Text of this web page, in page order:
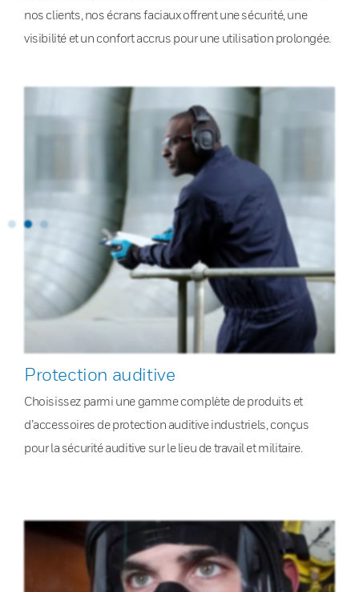
nos clients, nos écrans faciaux offrent une sécurité, une
visibilité et un confort accrus pour une utilisation prolongée.
Protection auditive
Choisissez parmi une gamme complète de produits et
d’accessoires de protection auditive industriels, conçus
pour la sécurité auditive sur le lieu de travail et militaire.